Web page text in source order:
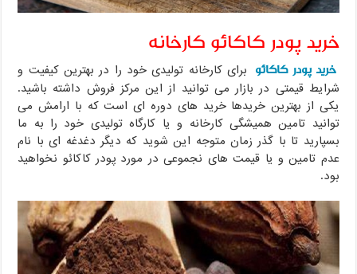
خرید پودر کاکائو کارخانه
خرید پودر کاکائو برای کارخانه تولیدی خود را در بهترین کیفیت و
شرایط قیمتی در بازار می توانید از این مرکز فروش داشته باشید.
یکی از بهترین خریدها خرید های دوره ای است که با ارامش می
توانید تامین همیشگی کارخانه و یا کارگاه تولیدی خود را به ما
بسپارید تا با گذر زمان متوجه این شوید که دیگر دغدغه ای با نام
عدم تامین و یا قیمت های نجموعی در مورد پودر کاکائو نخواهید
بود.